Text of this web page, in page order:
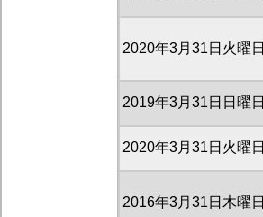
2020年3月31日火曜日
2019年3月31日日曜日
2020年3月31日火曜日
2016年3月31日木曜日